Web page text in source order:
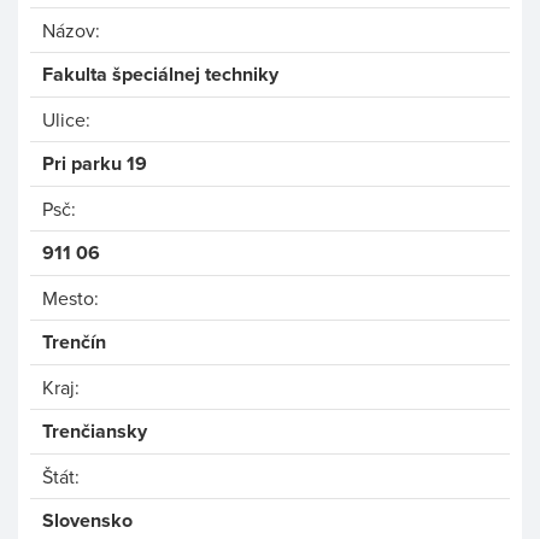
Názov:
Fakulta špeciálnej techniky
Ulice:
Pri parku 19
Psč:
911 06
Mesto:
Trenčín
Kraj:
Trenčiansky
Štát:
Slovensko